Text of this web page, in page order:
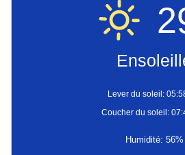
Lever du soleil:
Coucher du soleil:
Humidité: 56%